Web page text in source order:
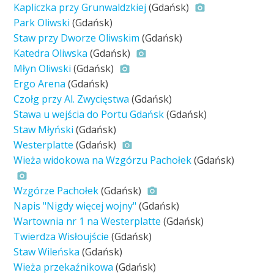
Kapliczka przy Grunwaldzkiej (Gdańsk)
Park Oliwski (Gdańsk)
Staw przy Dworze Oliwskim (Gdańsk)
Katedra Oliwska (Gdańsk)
Młyn Oliwski (Gdańsk)
Ergo Arena (Gdańsk)
Czołg przy Al. Zwycięstwa (Gdańsk)
Stawa u wejścia do Portu Gdańsk(Gdańsk)
Staw Młyński (Gdańsk)
Westerplatte (Gdańsk)
Wieża widokowa na Wzgórzu Pachołek(Gdańsk)
Wzgórze Pachołek(Gdańsk)
Napis "Nigdy więcej wojny" (Gdańsk)
Wartownia nr 1 na Westerplatte (Gdańsk)
Twierdza Wisłoujście (Gdańsk)
Staw Wileńska (Gdańsk)
Wieża przekaźnikowa (Gdańsk)